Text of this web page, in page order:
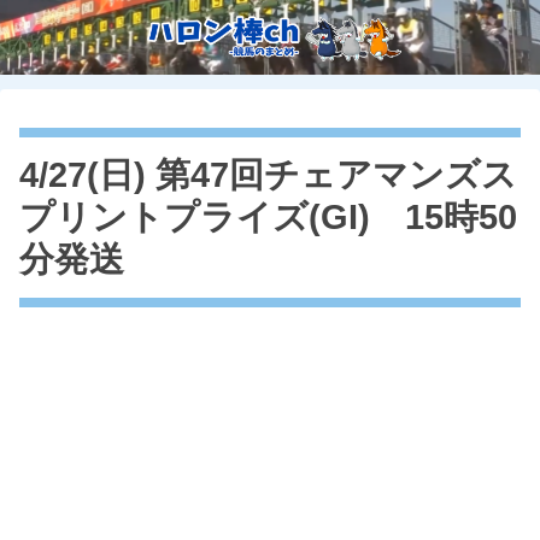
4/27(日) 第47回チェアマンズス
プリントプライズ(GI) 15時50
分発送